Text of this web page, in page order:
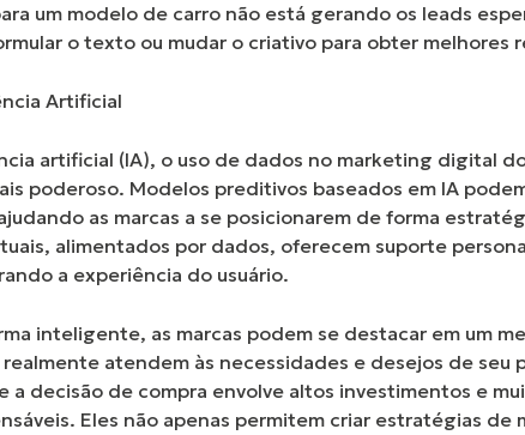
um modelo de carro não está gerando os leads
o texto ou mudar o criativo para obter melhores
Artificial
artificial (IA), o uso de dados no marketing digital
poderoso. Modelos preditivos baseados em IA
as marcas a se posicionarem de forma
alimentados por dados, oferecem suporte
a experiência do usuário.
inteligente, as marcas podem se destacar em um
atendem às necessidades e desejos de seu
a decisão de compra envolve altos investimentos e
Eles não apenas permitem criar estratégias de